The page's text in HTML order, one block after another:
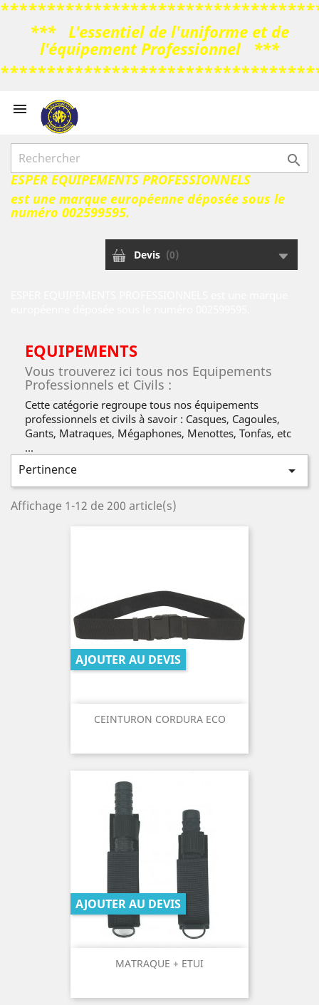
*** L'essentiel de l'uniforme et de
l'équipement Professionnel ***


ESPER EQUIPEMENTS PROFESSIONNELS
est une marque européenne déposée sous le
numéro 002599595.
Devis (0)
EQUIPEMENTS
Vous trouverez ici tous nos Equipements
Professionnels et Civils :
Cette catégorie regroupe tous nos équipements
professionnels et civils à savoir : Casques, Cagoules,
Gants, Matraques, Mégaphones, Menottes, Tonfas, etc
...
Pertinence 
Affichage 1-12 de 200 article(s)
CEINTURON CORDURA ECO
AJOUTER AU DEVIS
MATRAQUE + ETUI
AJOUTER AU DEVIS